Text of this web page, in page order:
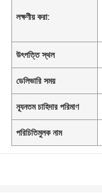
লক্ষণীয় করা:
উৎপত্তি স্থল
ডেলিভারি সময়
ন্যূনতম চাহিদার পরিমাণ
পরিচিতিমুলক নাম